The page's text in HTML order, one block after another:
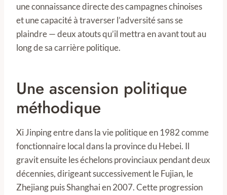
une connaissance directe des campagnes chinoises
et une capacité à traverser l’adversité sans se
plaindre — deux atouts qu’il mettra en avant tout au
long de sa carrière politique.
Une ascension politique
méthodique
Xi Jinping entre dans la vie politique en 1982 comme
fonctionnaire local dans la province du Hebei. Il
gravit ensuite les échelons provinciaux pendant deux
décennies, dirigeant successivement le Fujian, le
Zhejiang puis Shanghai en 2007. Cette progression